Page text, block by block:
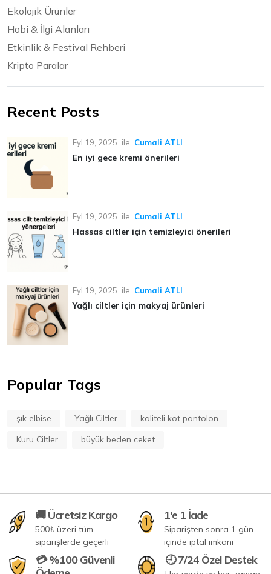
Ekolojik Ürünler
Hobi & İlgi Alanları
Etkinlik & Festival Rehberi
Kripto Paralar
Recent Posts
Eyl 19, 2025 ile Cumali ATLI
En iyi gece kremi önerileri
Eyl 19, 2025 ile Cumali ATLI
Hassas ciltler için temizleyici önerileri
Eyl 19, 2025 ile Cumali ATLI
Yağlı ciltler için makyaj ürünleri
Popular Tags
şık elbise Yağlı Ciltler
kaliteli kot pantolon
Kuru Ciltler
büyük beden ceket
🚚 Ücretsiz Kargo
500₺ üzeri tüm
siparişlerde geçerli
1'e 1 İade
Siparişten sonra 1 gün
içinde iptal imkanı
💳 %100 Güvenli
🕘 7/24 Özel Destek